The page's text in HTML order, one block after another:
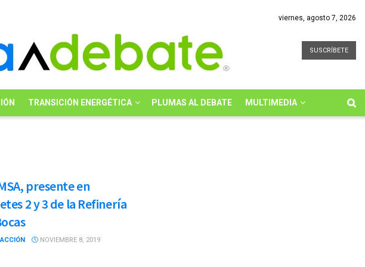
viernes, agosto 7, 2026
SUSCRÍBETE
TRANSICIÓN ENERGÉTICA PLUMAS AL DEBATE MULTIMEDIA
presente en
2 y 3 de la Refinería
NOVIEMBRE 8, 2019